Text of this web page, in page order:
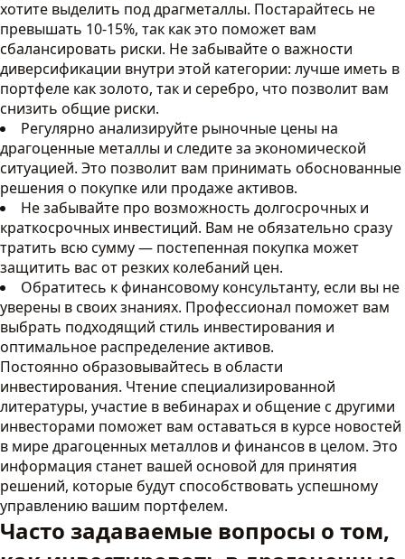
хотите выделить под драгметаллы. Постарайтесь не
превышать 10-15%, так как это поможет вам
сбалансировать риски. Не забывайте о важности
диверсификации внутри этой категории: лучше иметь в
портфеле как золото, так и серебро, что позволит вам
снизить общие риски.
Регулярно анализируйте рыночные цены на
драгоценные металлы и следите за экономической
ситуацией. Это позволит вам принимать обоснованные
решения о покупке или продаже активов.
Не забывайте про возможность долгосрочных и
краткосрочных инвестиций. Вам не обязательно сразу
тратить всю сумму — постепенная покупка может
защитить вас от резких колебаний цен.
Обратитесь к финансовому консультанту, если вы не
уверены в своих знаниях. Профессионал поможет вам
выбрать подходящий стиль инвестирования и
оптимальное распределение активов.
Постоянно образовывайтесь в области
инвестирования. Чтение специализированной
литературы, участие в вебинарах и общение с другими
инвесторами поможет вам оставаться в курсе новостей
в мире драгоценных металлов и финансов в целом. Это
информация станет вашей основой для принятия
решений, которые будут способствовать успешному
управлению вашим портфелем.
Часто задаваемые вопросы о том,